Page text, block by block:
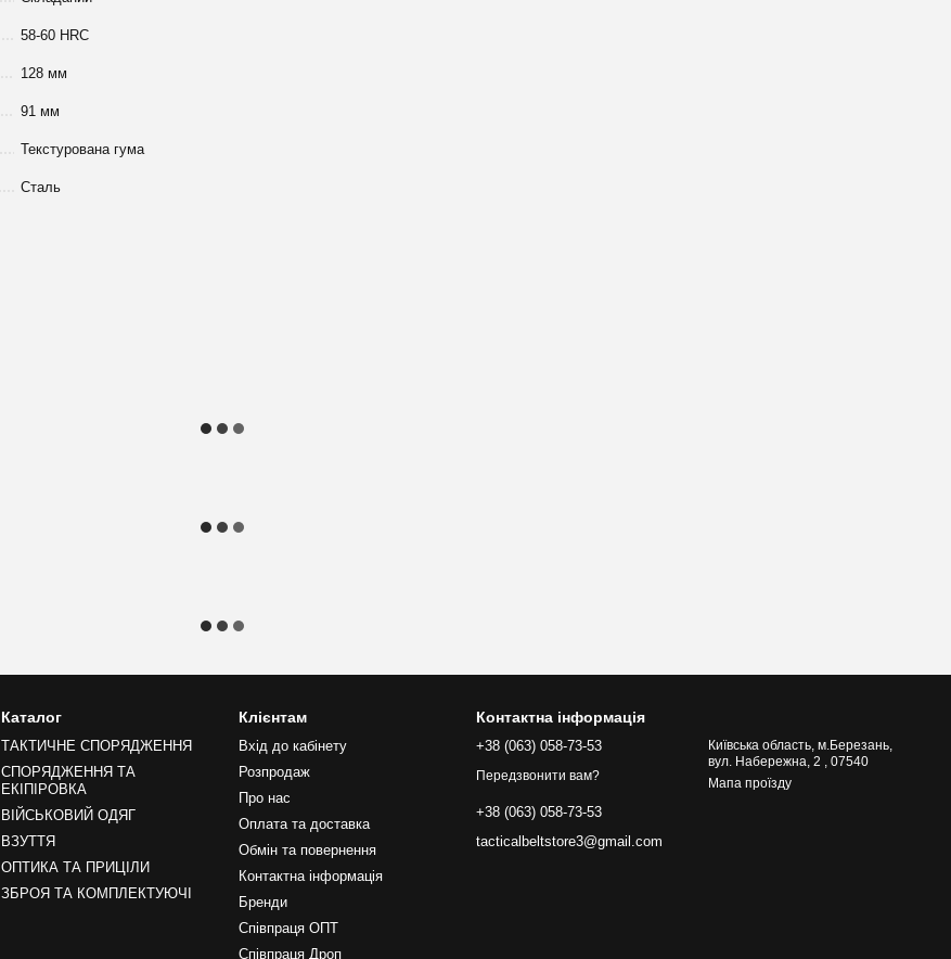
58-60 HRC
128 мм
91 мм
Текстурована гума
Сталь
Каталог
ТАКТИЧНЕ СПОРЯДЖЕННЯ
СПОРЯДЖЕННЯ ТА
ЕКІПІРОВКА
ВІЙСЬКОВИЙ ОДЯГ
ВЗУТТЯ
ОПТИКА ТА ПРИЦІЛИ
ЗБРОЯ ТА КОМПЛЕКТУЮЧІ
Клієнтам
Вхід до кабінету
Розпродаж
Про нас
Оплата та доставка
Обмін та повернення
Контактна інформація
Бренди
Співпраця ОПТ
Співпраця Дроп
Контактна інформація
+38 (063) 058-73-53
Передзвонити вам?
+38 (063) 058-73-53
tacticalbeltstore3@gmail.com
Київська область, м.Березань,
вул. Набережна, 2 , 07540
Мапа проїзду